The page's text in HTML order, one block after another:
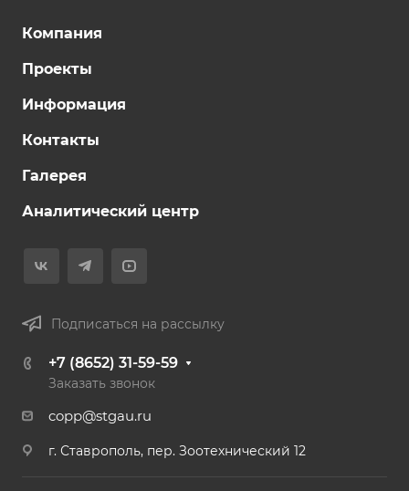
Компания
Проекты
Информация
Контакты
Галерея
Аналитический центр
Подписаться на рассылку
+7 (8652) 31-59-59
Заказать звонок
copp@stgau.ru
г. Ставрополь, пер. Зоотехнический 12